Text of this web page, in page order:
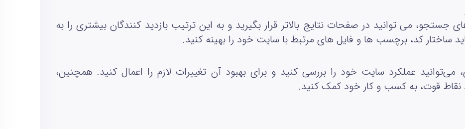
جستجو، می‌ توانید در صفحات نتایج بالاتر قرار بگیرید و به این ترتیب بازدید کنندگان بیشتری را به
ساختار کد، برچسب‌ ها و فایل‌ های مرتبط با سایت خود را بهینه کنید.
می‌توانید عملکرد سایت خود را بررسی کنید و برای بهبود آن تغییرات لازم را اعمال کنید. همچنین،
نقاط قوت، به کسب و کار خود کمک کنید.